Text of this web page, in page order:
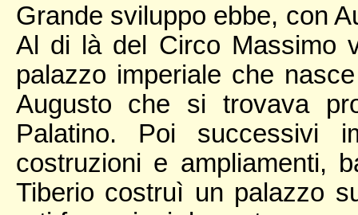
Grande sviluppo ebbe, con
Al di là del Circo Massimo
palazzo imperiale che
Augusto che si trovava
Palatino. Poi successivi
costruzioni e ampliamenti,
Tiberio costruì un palazzo